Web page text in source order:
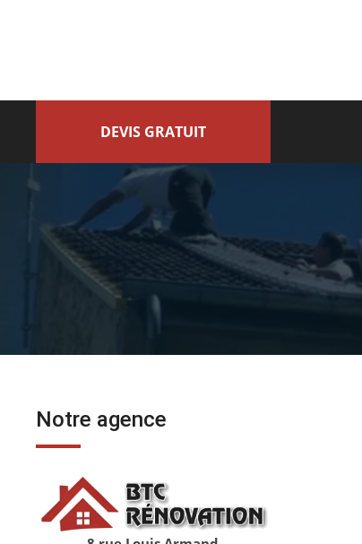
DEVIS GRATUIT
Notre agence